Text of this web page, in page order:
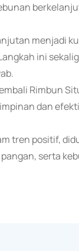
menjadi
ini
Rimbun
dan
tren positif,
serta